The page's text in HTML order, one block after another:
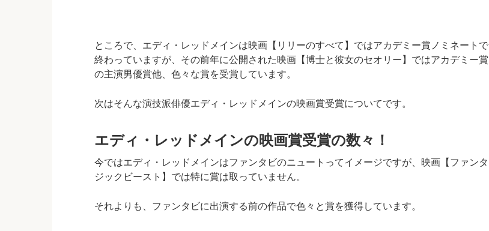
ところで、エディ・レッドメインは映画【リリーのすべて】ではアカデミー賞ノミネートで
終わっていますが、その前年に公開された映画【博士と彼女のセオリー】ではアカデミー賞
の主演男優賞他、色々な賞を受賞しています。
次はそんな演技派俳優エディ・レッドメインの映画賞受賞についてです。
エディ・レッドメインの映画賞受賞の数々！
今ではエディ・レッドメインはファンタビのニュートってイメージですが、映画【ファンタ
ジックビースト】では特に賞は取っていません。
それよりも、ファンタビに出演する前の作品で色々と賞を獲得しています。